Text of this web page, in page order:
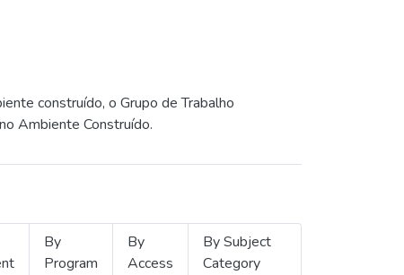
construído, o Grupo de Trabalho
Ambiente Construído.
By
Program
By
Access
By Subject
Category